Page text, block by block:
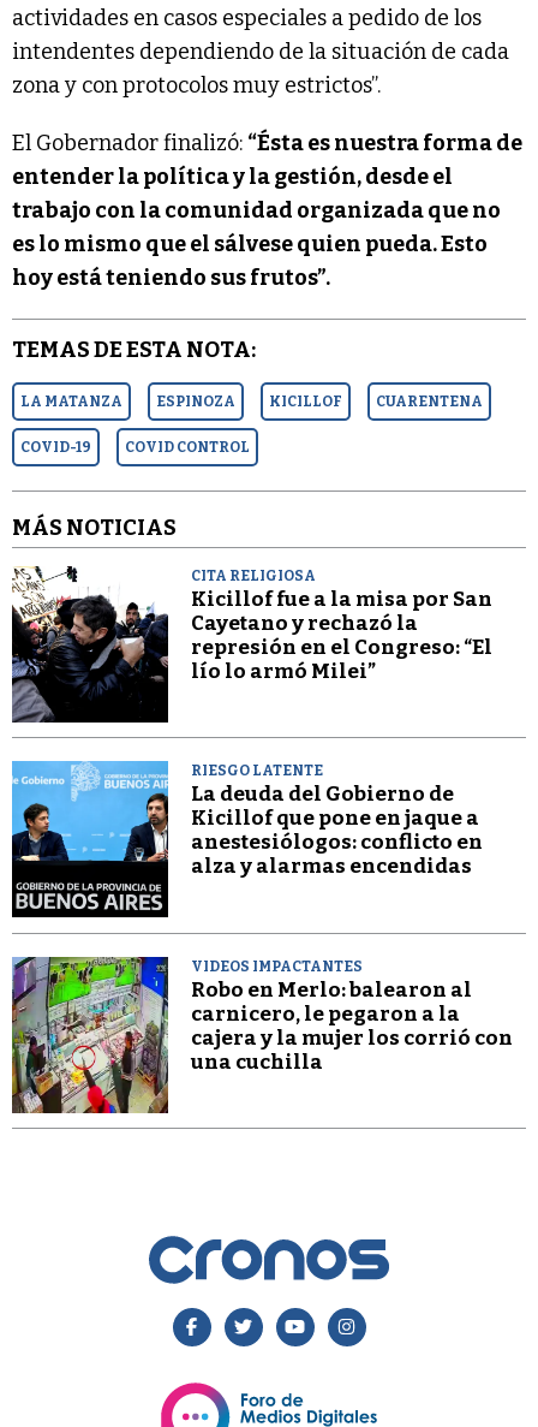
actividades en casos especiales a pedido de los
intendentes dependiendo de la situación de cada
zona y con protocolos muy estrictos”.
El Gobernador finalizó: “Ésta es nuestra forma de
entender la política y la gestión, desde el
trabajo con la comunidad organizada que no
es lo mismo que el sálvese quien pueda. Esto
hoy está teniendo sus frutos”.
TEMAS DE ESTA NOTA:
LA MATANZA ESPINOZA KICILLOF CUARENTENA
COVID-19 COVID CONTROL
MÁS NOTICIAS
CITA RELIGIOSA
Kicillof fue a la misa por San
Cayetano y rechazó la
represión en el Congreso: “El
lío lo armó Milei”
RIESGO LATENTE
La deuda del Gobierno de
Kicillof que pone en jaque a
anestesiólogos: conflicto en
alza y alarmas encendidas
VIDEOS IMPACTANTES
Robo en Merlo: balearon al
carnicero, le pegaron a la
cajera y la mujer los corrió con
una cuchilla